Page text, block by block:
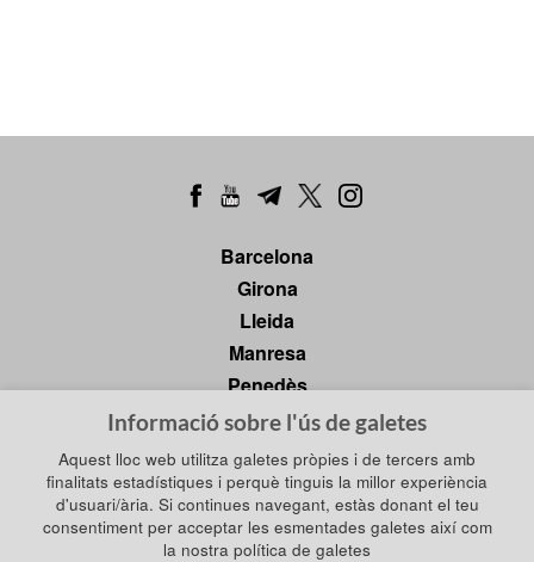
Barcelona
Girona
Lleida
Manresa
Penedès
Tarragona
Tortosa
Política de privadesa
Política de galetes
Informació sobre l'ús de galetes
Aquest lloc web utilitza galetes pròpies i de tercers amb
finalitats estadístiques i perquè tinguis la millor experiència
d'usuari/ària. Si continues navegant, estàs donant el teu
consentiment per acceptar les esmentades galetes així com
la nostra política de galetes